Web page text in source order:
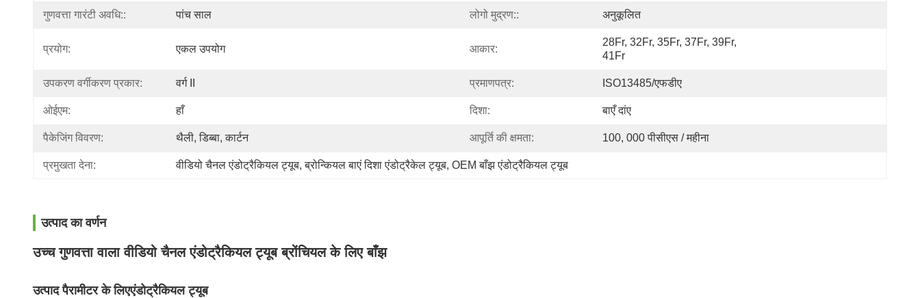
गुणवत्ता गारंटी अवधि:: पांच साल लोगो मुद्रण:: अनुकूलित
प्रयोग: एकल उपयोग आकार:
28Fr, 32Fr, 35Fr, 37Fr, 39Fr,
41Fr
उपकरण वर्गीकरण प्रकार: वर्ग II प्रमाणपत्र: ISO13485/एफडीए
ओईएम: हाँ दिशा: बाएँ दांए
पैकेजिंग विवरण: थैली, डिब्बा, कार्टन आपूर्ति की क्षमता: 100, 000 पीसीएस / महीना
प्रमुखता देना: वीडियो चैनल एंडोट्रैकियल ट्यूब, ब्रोन्कियल बाएं दिशा एंडोट्रैकेल ट्यूब, OEM बाँझ एंडोट्रैकियल ट्यूब
उत्पाद का वर्णन
उच्च गुणवत्ता वाला वीडियो चैनल एंडोट्रैकियल ट्यूब ब्रोंचियल के लिए बाँझ
उत्पाद पैरामीटर के लिएएंडोट्रैकियल ट्यूब